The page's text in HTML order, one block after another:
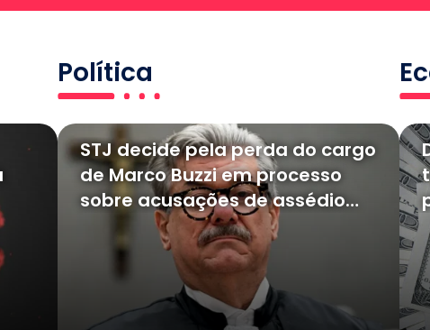
Política
STJ decide pela perda do cargo
de Marco Buzzi em processo
sobre acusações de assédio